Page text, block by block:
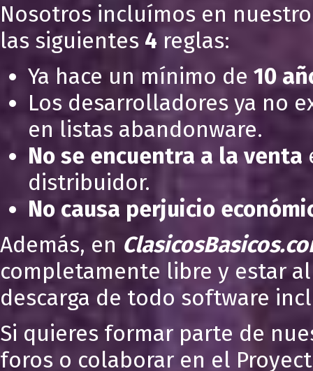
Nosotros incluímos en
las siguientes 4 reglas:
Ya hace un mínimo de 10
Los desarrolladores ya no
en listas abandonware.
No se encuentra a la venta
distribuidor.
No causa perjuicio
Además, en
completamente libre y estar
descarga de todo software
Si quieres formar parte de
foros o colaborar en el